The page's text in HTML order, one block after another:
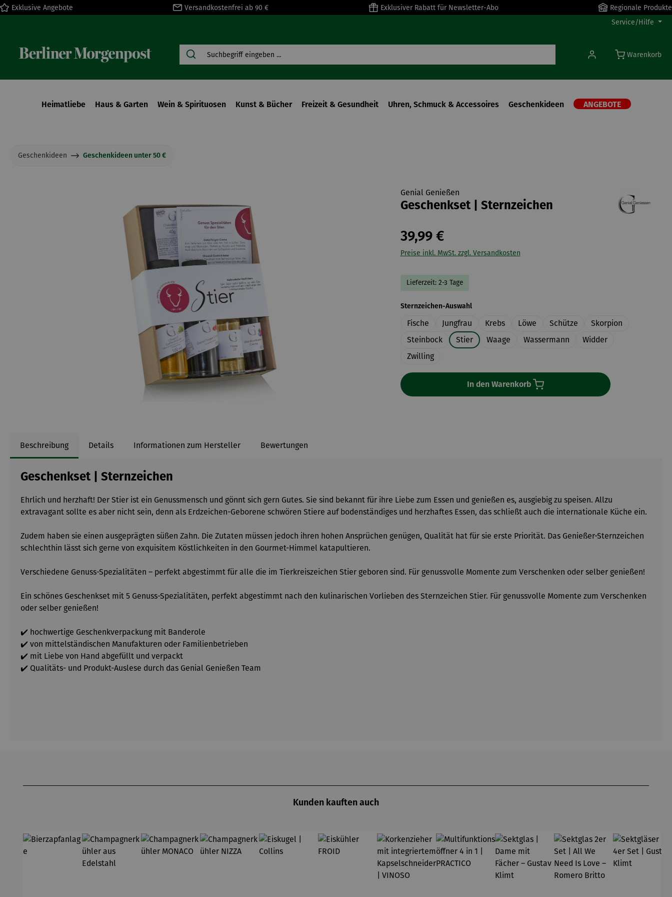
Zur Hauptnavigation springen
Exklusive Angebote Versandkostenfrei ab 90 € Exklusiver Rabatt für Newsletter-Abo
Regionale Produkte
Service/Hilfe
Warenkorb
Heimatliebe Haus & Garten Wein & Spirituosen Kunst & Bücher Freizeit & Gesundheit Uhren, Schmuck & Accessoires Geschenkideen ANGEBOTE
Geschenkideen Geschenkideen unter 50 €
Genial Genießen
Geschenkset | Sternzeichen
39,99 €
Preise inkl. MwSt. zzgl. Versandkosten
Lieferzeit: 2-3 Tage
Sternzeichen-Auswahlauswählen
Fische Jungfrau Krebs Löwe Schütze
Skorpion
Steinbock
Stier Waage Wassermann
Widder
Zwilling
In den Warenkorb
Beschreibung Details Informationen zum Hersteller Bewertungen
Geschenkset | Sternzeichen
Ehrlich und herzhaft! Der Stier ist ein Genussmensch und gönnt sich gern Gutes. Sie sind bekannt für ihre Liebe zum Essen und genießen es, ausgiebig zu speisen. Allzu
extravagant sollte es aber nicht sein, denn als Erdzeichen-Geborene schwören Stiere auf bodenständiges und herzhaftes Essen, das schließt auch die internationale Küche ein.
Zudem haben sie einen ausgeprägten süßen Zahn. Die Zutaten müssen jedoch ihren hohen Ansprüchen genügen, Qualität hat für sie erste Priorität. Das Genießer-Sternzeichen
schlechthin lässt sich gerne von exquisitem Köstlichkeiten in den Gourmet-Himmel katapultieren.
Verschiedene Genuss-Spezialitäten – perfekt abgestimmt für alle die im Tierkreiszeichen Stier geboren sind. Für genussvolle Momente zum Verschenken oder selber genießen!
Ein schönes Geschenkset mit 5 Genuss-Spezialitäten, perfekt abgestimmt nach den kulinarischen Vorlieben des Sternzeichen Stier. Für genussvolle Momente zum Verschenken
oder selber genießen!
✔️ hochwertige Geschenkverpackung mit Banderole
✔️ von mittelständischen Manufakturen oder Familienbetrieben
✔️ mit Liebe von Hand abgefüllt und verpackt
✔️ Qualitäts- und Produkt-Auslese durch das Genial Genießen Team
Kunden kauften auch